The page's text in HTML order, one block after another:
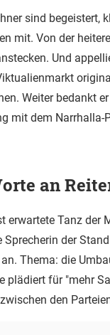
sind begeistert,
mit. Von der
Und
Weiter bedankt
mit dem Narrhalla-
an
erwartete Tanz der
der
Thema: die
plädiert für "mehr
den